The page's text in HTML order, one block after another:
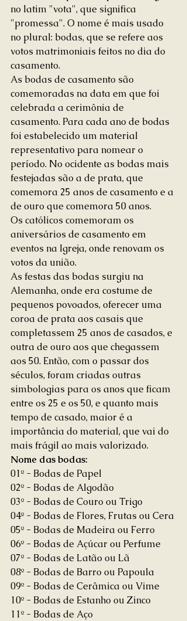
no latim "vota", que significa
"promessa". O nome é mais usado
no plural: bodas, que se refere aos
votos matrimoniais feitos no dia do
casamento.
As bodas de casamento são
comemoradas na data em que foi
celebrada a cerimônia de
casamento. Para cada ano de bodas
foi estabelecido um material
representativo para nomear o
período. No ocidente as bodas mais
festejadas são a de prata, que
comemora 25 anos de casamento e a
de ouro que comemora 50 anos.
Os católicos comemoram os
aniversários de casamento em
eventos na Igreja, onde renovam os
votos da união.
As festas das bodas surgiu na
Alemanha, onde era costume de
pequenos povoados, oferecer uma
coroa de prata aos casais que
completassem 25 anos de casados, e
outra de ouro aos que chegassem
aos 50. Então, com o passar dos
séculos, foram criadas outras
simbologias para os anos que ficam
entre os 25 e os 50, e quanto mais
tempo de casado, maior é a
importância do material, que vai do
mais frágil ao mais valorizado.
Nome das bodas:
01º - Bodas de Papel
02º - Bodas de Algodão
03º - Bodas de Couro ou Trigo
04º - Bodas de Flores, Frutas ou Cera
05º - Bodas de Madeira ou Ferro
06º - Bodas de Açúcar ou Perfume
07º - Bodas de Latão ou Lã
08º - Bodas de Barro ou Papoula
09º - Bodas de Cerâmica ou Vime
10º - Bodas de Estanho ou Zinco
11º - Bodas de Aço